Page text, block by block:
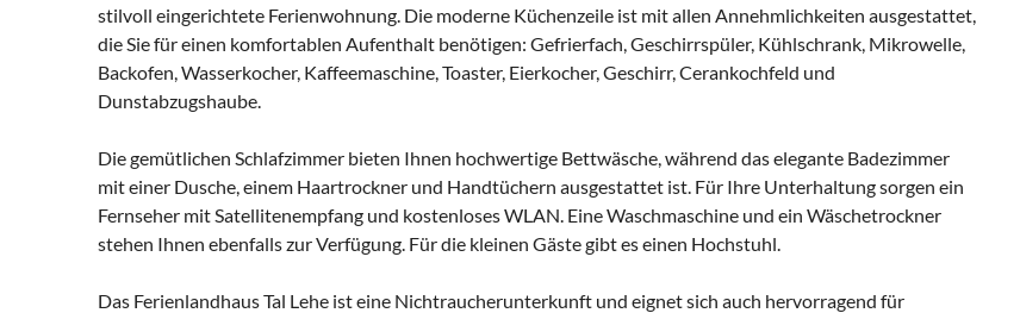
stilvoll eingerichtete Ferienwohnung. Die moderne Küchenzeile ist mit allen Annehmlichkeiten ausgestattet,
die Sie für einen komfortablen Aufenthalt benötigen: Gefrierfach, Geschirrspüler, Kühlschrank, Mikrowelle,
Backofen, Wasserkocher, Kaffeemaschine, Toaster, Eierkocher, Geschirr, Cerankochfeld und
Dunstabzugshaube.
Die gemütlichen Schlafzimmer bieten Ihnen hochwertige Bettwäsche, während das elegante Badezimmer
mit einer Dusche, einem Haartrockner und Handtüchern ausgestattet ist. Für Ihre Unterhaltung sorgen ein
Fernseher mit Satellitenempfang und kostenloses WLAN. Eine Waschmaschine und ein Wäschetrockner
stehen Ihnen ebenfalls zur Verfügung. Für die kleinen Gäste gibt es einen Hochstuhl.
Das Ferienlandhaus Tal Lehe ist eine Nichtraucherunterkunft und eignet sich auch hervorragend für